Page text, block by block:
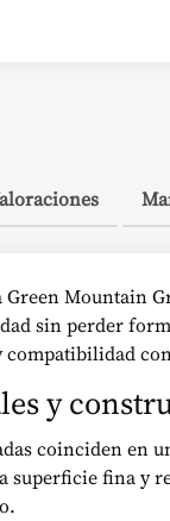
Green Mountain
sin perder
compatibilidad
y
coinciden en
superficie fina y